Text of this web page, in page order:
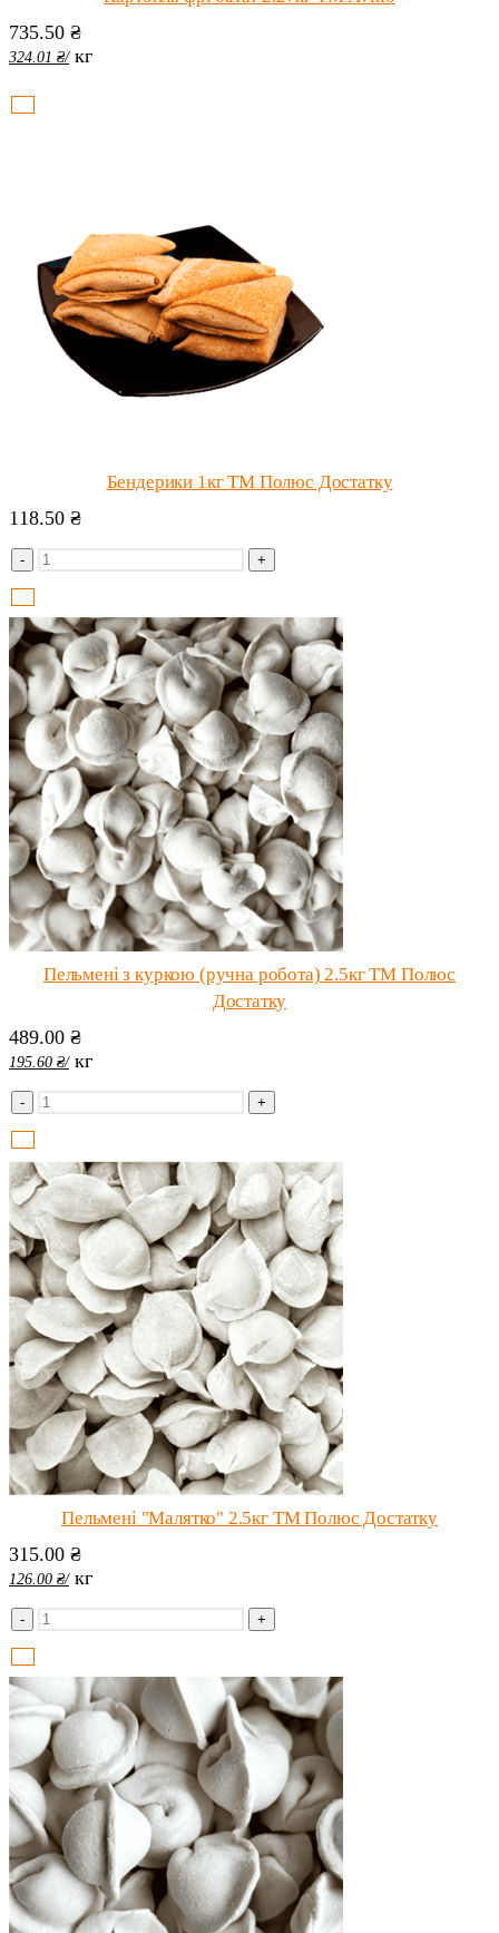
735.50 ₴
324.01 ₴/ кг
Бендерики 1кг ТМ Полюс Достатку
118.50 ₴
- +
Пельмені з куркою (ручна робота) 2.5кг ТМ Полюс
Достатку
489.00 ₴
195.60 ₴/ кг
- +
Пельмені "Малятко" 2.5кг ТМ Полюс Достатку
315.00 ₴
126.00 ₴/ кг
- +